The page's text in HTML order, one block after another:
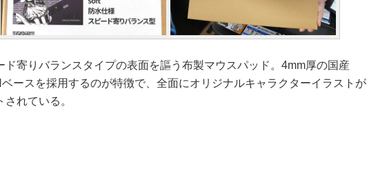
寄りバランスタイプの表面を謳う布製マウスパッド。4mm厚の国産
ベースを採用するのが特徴で、全面にオリジナルキャラクターイラストが
されている。